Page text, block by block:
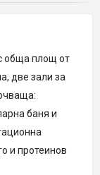
обща площ от
две зали за
баня и
и протеинов